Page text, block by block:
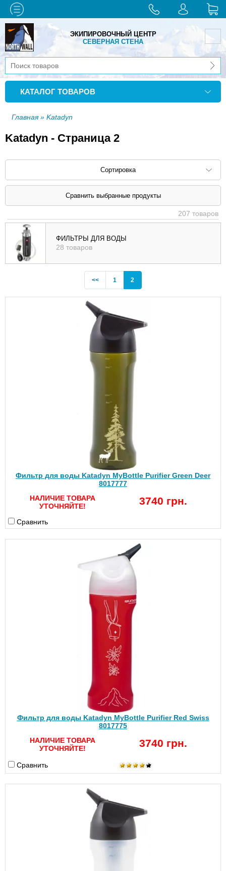
ЭКИПИРОВОЧНЫЙ ЦЕНТР
СЕВЕРНАЯ СТЕНА
КАТАЛОГ ТОВАРОВ
Главная» Katadyn
Katadyn - Страница 2
Сортировка
Сортировать по: наименованию (
убыв
), цене (
возр
|
), рейтингу (
|
)
207 товаров
ФИЛЬТРЫ ДЛЯ ВОДЫ
28 товаров
<<Previous
1 2
Фильтр для воды Katadyn MyBottle Purifier Green Deer
8017777
НАЛИЧИЕ ТОВАРА
УТОЧНЯЙТЕ!
3740 грн.
Сравнить
Фильтр для воды Katadyn MyBottle Purifier Red Swiss
8017775
НАЛИЧИЕ ТОВАРА
УТОЧНЯЙТЕ!
3740 грн.
Сравнить